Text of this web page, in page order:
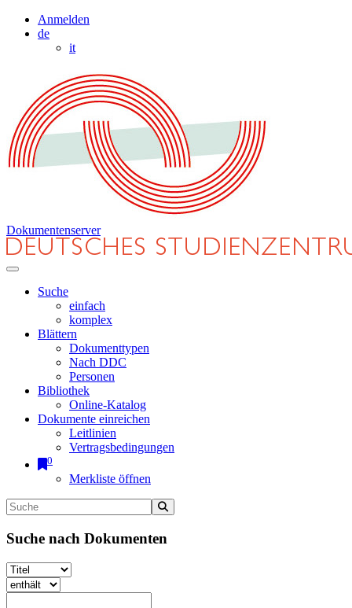
Anmelden
de
it
Dokumentenserver
Suche
einfach
komplex
Blättern
Dokumenttypen
Nach DDC
Personen
Bibliothek
Online-Katalog
Dokumente einreichen
Leitlinien
Vertragsbedingungen
0
Merkliste öffnen
Suche nach Dokumenten